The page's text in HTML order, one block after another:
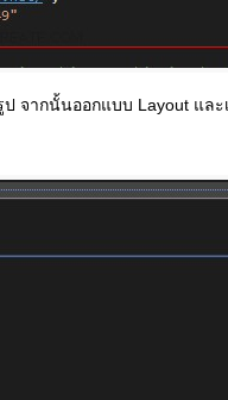
ป จากนั้นออกแบบ Layout แล